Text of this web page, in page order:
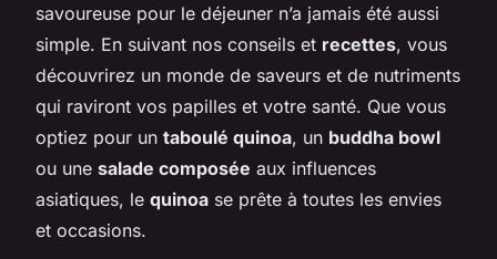
savoureuse pour le déjeuner n’a jamais été aussi
simple. En suivant nos conseils et recettes, vous
découvrirez un monde de saveurs et de nutriments
qui raviront vos papilles et votre santé. Que vous
optiez pour un taboulé quinoa, un buddha bowl
ou une salade composée aux influences
asiatiques, le quinoa se prête à toutes les envies
et occasions.